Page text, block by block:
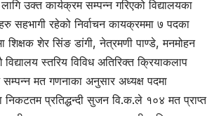
लागि उक्त कार्यक्रम सम्पन्न गरिएको विद्यालयका
सहभागी रहेको निर्वाचन कायक्रममा ७ पदका
शिक्षक शेर सिंङ डांगी, नेत्रमणी पाण्डे, मनमोहन
स्तरिय विविध अतिरिक्त क्रियाकलाप
मत गणनाका अनुसार अध्यक्ष पदमा
प्रतिद्धन्दी सुजन वि.क.ले १०४ मत प्राप्त